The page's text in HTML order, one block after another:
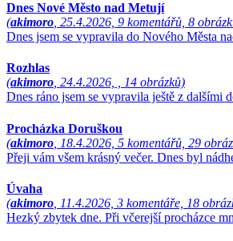
Dnes Nové Město nad Metují
(akimoro , 25.4.2026, 9 komentářů, 8
Dnes jsem se vypravila do Nového Města
Rozhlas
(akimoro , 24.4.2026, , 14 obrázků)
Dnes ráno jsem se vypravila ještě z dalšími
Procházka Doruškou
(akimoro , 18.4.2026, 5 komentářů, 29
Přeji vám všem krásný večer. Dnes byl
Úvaha
(akimoro , 11.4.2026, 3 komentáře, 18
Hezký zbytek dne. Při včerejší procházce